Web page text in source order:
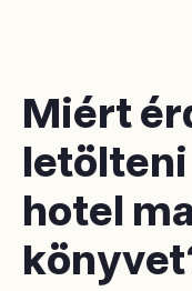
Miért
hotel